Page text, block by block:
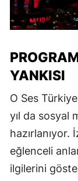
YANKISI
O Ses
yıl da sosyal
hazırlanıyor.
eğlenceli
ilgilerini